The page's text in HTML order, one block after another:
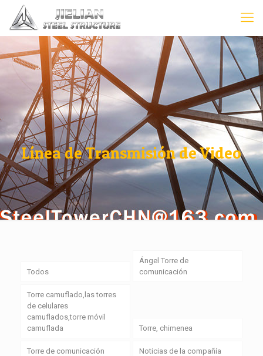
Línea de Transmisión de Video
Todos
Ángel Torre de
comunicación
Torre camuflado,las torres
de celulares
camuflados,torre móvil
camuflada
Torre, chimenea
Torre de comunicación Noticias de la compañía